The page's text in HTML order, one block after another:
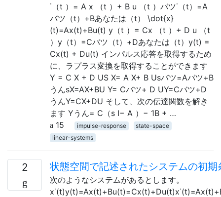
˙（t ）= A x （t ）+ B u （t ）バツ˙（t）=A
バツ（t）+Bあなたは（t） \dot{x}
(t)=Ax(t)+Bu(t) y（t ）= Cx （t ）+ D u （t
）y（t）=Cバツ（t）+Dあなたは（t）y(t) =
Cx(t) + Du(t) インパルス応答を取得するため
に、ラプラス変換を取得することができます
Y = C X + D US X= A X+ B Usバツ=Aバツ+B
うんsX=AX+BU Y= Cバツ+ D UY=Cバツ+D
うんY=CX+DU そして、次の伝達関数を解き
ます Yうん= C（s I− A ）− 1B + …
15
impulse-response
state-space
linear-systems
2 状態空間で記述されたシステムの初
次のようなシステムがあるとします。